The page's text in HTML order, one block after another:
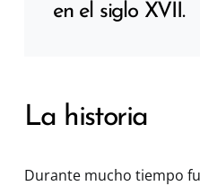
en el siglo XVII.
La historia
Durante mucho tiempo